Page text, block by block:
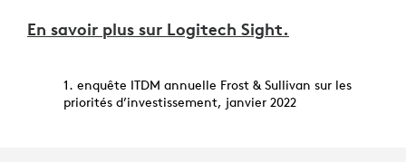
En savoir plus sur Logitech Sight.
1. enquête ITDM annuelle Frost & Sullivan sur les
priorités d’investissement, janvier 2022